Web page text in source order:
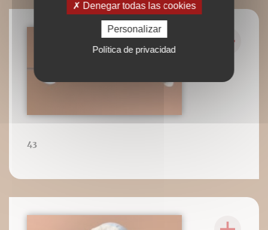
43
Denegar todas las cookies
Personalizar
Política de privacidad